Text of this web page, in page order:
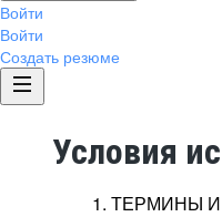
Войти
Войти
Создать резюме
Условия
1. ТЕРМИНЫ